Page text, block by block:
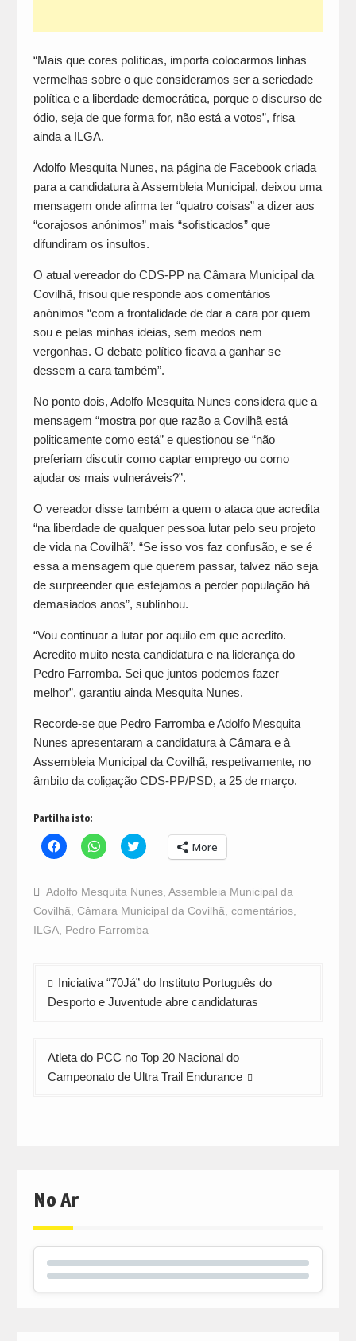
“Mais que cores políticas, importa colocarmos linhas
vermelhas sobre o que consideramos ser a seriedade
política e a liberdade democrática, porque o discurso de
ódio, seja de que forma for, não está a votos”, frisa
ainda a ILGA.
Adolfo Mesquita Nunes, na página de Facebook criada
para a candidatura à Assembleia Municipal, deixou uma
mensagem onde afirma ter “quatro coisas” a dizer aos
“corajosos anónimos” mais “sofisticados” que
difundiram os insultos.
O atual vereador do CDS-PP na Câmara Municipal da
Covilhã, frisou que responde aos comentários
anónimos “com a frontalidade de dar a cara por quem
sou e pelas minhas ideias, sem medos nem
vergonhas. O debate político ficava a ganhar se
dessem a cara também”.
No ponto dois, Adolfo Mesquita Nunes considera que a
mensagem “mostra por que razão a Covilhã está
politicamente como está” e questionou se “não
preferiam discutir como captar emprego ou como
ajudar os mais vulneráveis?”.
O vereador disse também a quem o ataca que acredita
“na liberdade de qualquer pessoa lutar pelo seu projeto
de vida na Covilhã”. “Se isso vos faz confusão, e se é
essa a mensagem que querem passar, talvez não seja
de surpreender que estejamos a perder população há
demasiados anos”, sublinhou.
“Vou continuar a lutar por aquilo em que acredito.
Acredito muito nesta candidatura e na liderança do
Pedro Farromba. Sei que juntos podemos fazer
melhor”, garantiu ainda Mesquita Nunes.
Recorde-se que Pedro Farromba e Adolfo Mesquita
Nunes apresentaram a candidatura à Câmara e à
Assembleia Municipal da Covilhã, respetivamente, no
âmbito da coligação CDS-PP/PSD, a 25 de março.
Partilha isto:
Click
to
Facebook
(Opens
in
new
window)
Click
to
WhatsApp
(Opens
new
window)
Click
to
Twitter
(Opens
in
new
window)
More
Adolfo Mesquita Nunes, Assembleia Municipal da
Covilhã Câmara Municipal da Covilhã comentários,
ILGA, Pedro Farromba
Navegação
de
Iniciativa “70Já” do Instituto Português do
Desporto e Juventude abre candidaturas
Atleta do PCC no Top 20 Nacional do
Campeonato de Ultra Trail Endurance
No Ar